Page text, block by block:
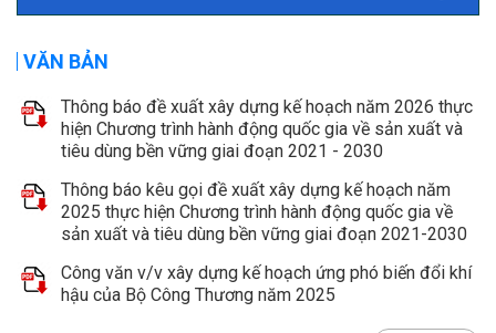
VĂN BẢN
Thông báo đề xuất xây dựng kế hoạch năm 2026 thực
hiện Chương trình hành động quốc gia về sản xuất và
tiêu dùng bền vững giai đoạn 2021 - 2030
Thông báo kêu gọi đề xuất xây dựng kế hoạch năm
2025 thực hiện Chương trình hành động quốc gia về
sản xuất và tiêu dùng bền vững giai đoạn 2021-2030
Công văn v/v xây dựng kế hoạch ứng phó biến đổi khí
hậu của Bộ Công Thương năm 2025